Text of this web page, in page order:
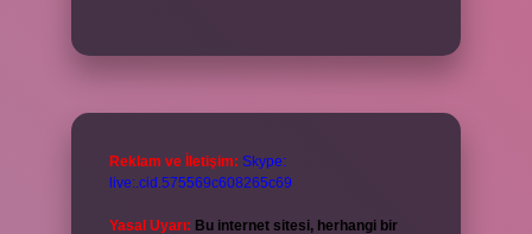
Reklam ve İletişim: Skype:
live:.cid.575569c608265c69
Yasal Uyarı: Bu internet sitesi, herhangi bir